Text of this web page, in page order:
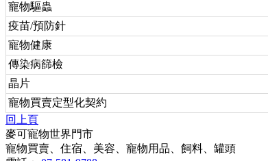
寵物驅蟲
疫苗/預防針
寵物健康
傳染病篩檢
晶片
寵物買賣定型化契約
回上頁
麥可寵物世界門市
寵物買賣、住宿、美容、寵物用品、飼料、罐頭